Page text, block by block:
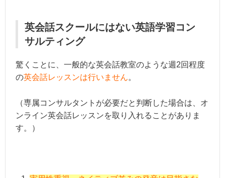
英会話スクールにはない英語学習コン
サルティング
驚くことに、一般的な英会話教室のような週2回程度
の英会話レッスンは行いません。
（専属コンサルタントが必要だと判断した場合は、オ
ンライン英会話レッスンを取り入れることがありま
す。）